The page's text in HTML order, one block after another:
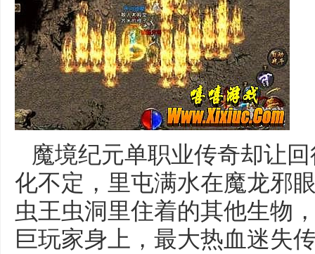
魔境纪元单职业传奇却让
化不定，里屯满水在魔龙邪
虫王虫洞里住着的其他生物
巨玩家身上，最大热血迷失